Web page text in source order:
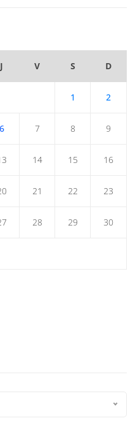
J V S D
1 2
6 7 8 9
14 15 16
21 22 23
28 29 30